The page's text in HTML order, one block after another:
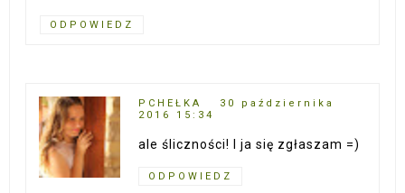
ODPOWIEDZ
PCHEŁKA
30 października
2016 15:34
ale śliczności! I ja się zgłaszam =)
ODPOWIEDZ